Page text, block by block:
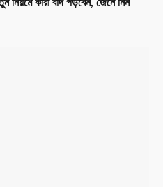
নিয়মে কারা বাদ পড়বেন, জেনে নিন